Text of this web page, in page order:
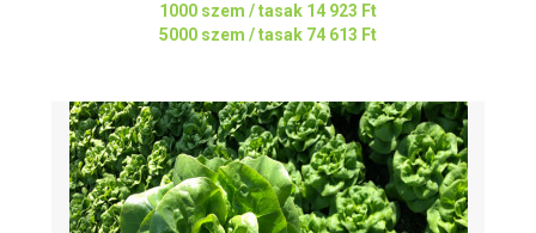
1000 szem / tasak 14 923 Ft
5000 szem / tasak 74 613 Ft